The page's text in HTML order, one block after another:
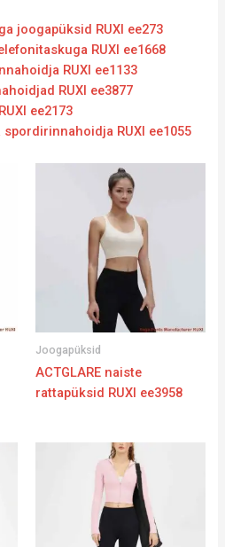
joogapüksid RUXI ee273
RUXI ee1668
RUXI ee1133
RUXI ee3877
ee2173
RUXI ee1055
Joogapüksid
ACTGLARE naiste
rattapüksid RUXI ee3958